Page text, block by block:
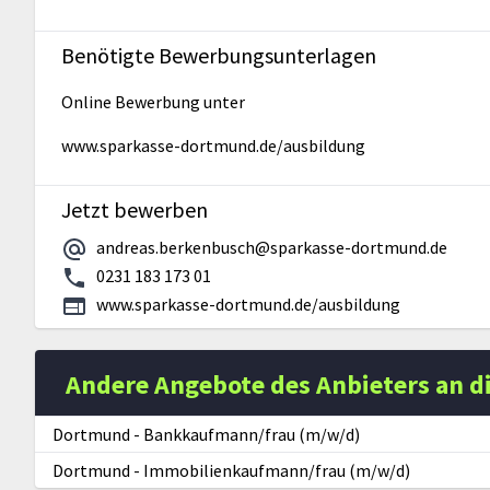
Benötigte Bewerbungsunterlagen
Online Bewerbung unter
www.sparkasse-dortmund.de/ausbildung
Jetzt bewerben
andreas.berkenbusch@sparkasse-dortmund.de
0231 183 173 01
www.sparkasse-dortmund.de/ausbildung
Andere Angebote des Anbieters an
Dortmund - Bankkaufmann/frau (m/w/d)
Dortmund - Immobilienkaufmann/frau (m/w/d)